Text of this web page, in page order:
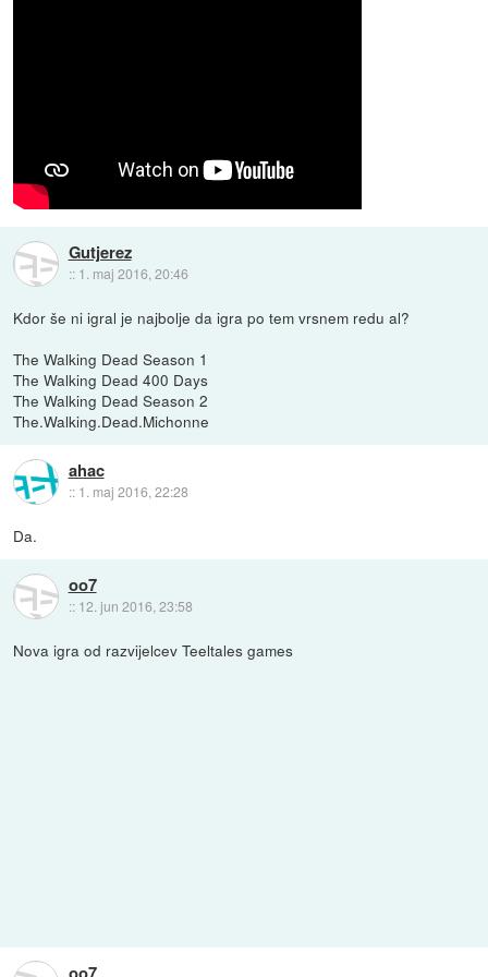
Gutjerez
:: 1. maj 2016, 20:46
Kdor še ni igral je najbolje da igra po tem vrsnem redu al?
The Walking Dead Season 1
The Walking Dead 400 Days
The Walking Dead Season 2
The.Walking.Dead.Michonne
ahac
:: 1. maj 2016, 22:28
Da.
oo7
:: 12. jun 2016, 23:58
Nova igra od razvijelcev Teeltales games